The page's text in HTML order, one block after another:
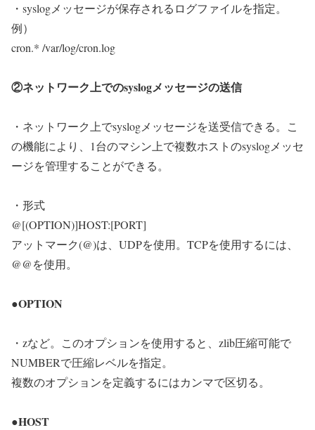
・syslogメッセージが保存されるログファイルを指定。
例）
cron.* /var/log/cron.log
②ネットワーク上でのsyslogメッセージの送信
・ネットワーク上でsyslogメッセージを送受信できる。こ
の機能により、1台のマシン上で複数ホストのsyslogメッセ
ージを管理することができる。
・形式
@[(OPTION)]HOST:[PORT]
アットマーク(@)は、UDPを使用。TCPを使用するには、
@@を使用。
●OPTION
・zなど。このオプションを使用すると、zlib圧縮可能で
NUMBERで圧縮レベルを指定。
複数のオプションを定義するにはカンマで区切る。
●HOST